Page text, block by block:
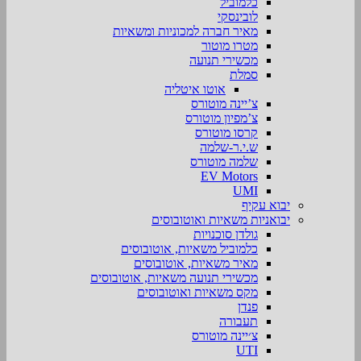
לובינסקי
מאיר חברה למכוניות ומשאיות
מטרו מוטור
מכשירי תנועה
סמלת
אוטו איטליה
צ’יינה מוטורס
צ’מפיון מוטורס
קרסו מוטורס
ש.י.ר-שלמה
שלמה מוטורס
EV Motors
UMI
יבוא עקיף
יבואניות משאיות ואוטובוסים
גולדן סוכנויות
כלמוביל משאיות, אוטובוסים
מאיר משאיות, אוטובוסים
מכשירי תנועה משאיות, אוטובוסים
מקס משאיות ואוטובוסים
פנדן
תעבורה
צ׳יינה מוטורס
UTI